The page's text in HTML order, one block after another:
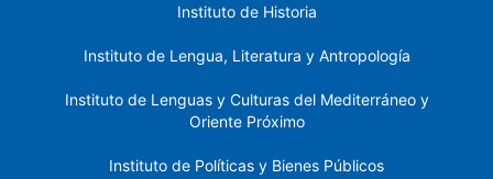
Instituto de Historia
Instituto de Lengua, Literatura y Antropología
Instituto de Lenguas y Culturas del Mediterráneo y
Oriente Próximo
Instituto de Políticas y Bienes Públicos